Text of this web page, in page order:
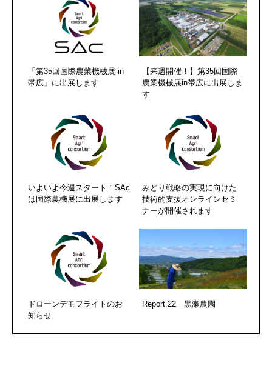
「第35回国際農業機械展 in
帯広」に出展します
【来週開催！】第35回国際
農業機械展in帯広に出展しま
す
いよいよ今週スタート！SAc
は国際農機展に出展します
みどり戦略の実現に向けた
技術的支援オンラインセミ
ナーが開催されます
ドローンデモフライトのお
知らせ
Report.22 黒瀬農園